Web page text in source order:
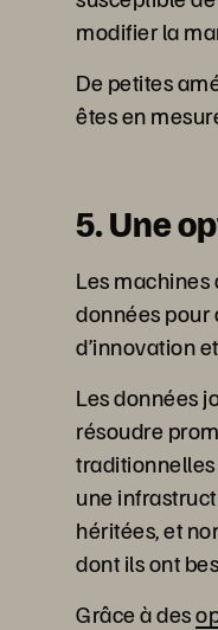
modifier la
De petites
êtes en
5. Une
Les machines
données pour
d’innovation
Les données
résoudre
traditionnelles
une
héritées, et
dont ils ont
Grâce à des